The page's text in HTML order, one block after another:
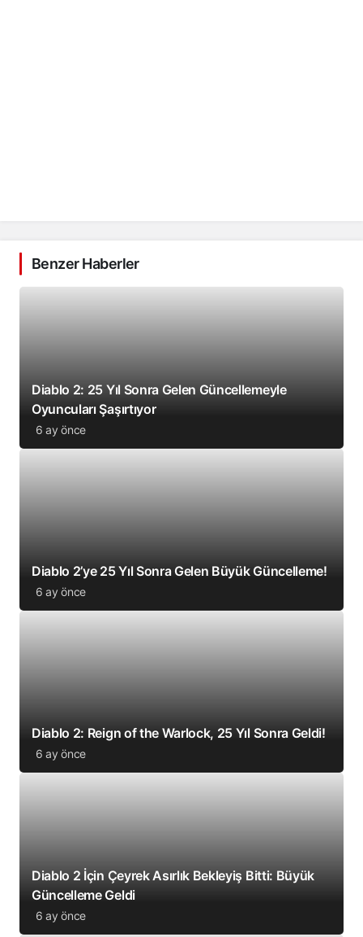
Benzer Haberler
Diablo 2: 25 Yıl Sonra Gelen Güncellemeyle
Oyuncuları Şaşırtıyor
6 ay önce
Diablo 2’ye 25 Yıl Sonra Gelen Büyük Güncelleme!
6 ay önce
Diablo 2: Reign of the Warlock, 25 Yıl Sonra Geldi!
6 ay önce
Diablo 2 İçin Çeyrek Asırlık Bekleyiş Bitti: Büyük
Güncelleme Geldi
6 ay önce